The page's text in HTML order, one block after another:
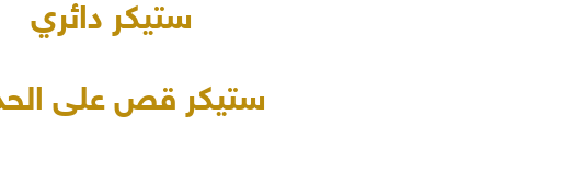
ستيكر دائري
ستيكر قص على